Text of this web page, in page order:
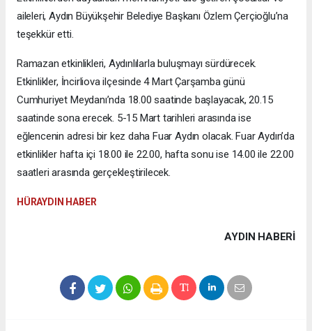
aileleri, Aydın Büyükşehir Belediye Başkanı Özlem Çerçioğlu’na
teşekkür etti.
Ramazan etkinlikleri, Aydınlılarla buluşmayı sürdürecek.
Etkinlikler, İncirliova ilçesinde 4 Mart Çarşamba günü
Cumhuriyet Meydanı’nda 18.00 saatinde başlayacak, 20.15
saatinde sona erecek. 5-15 Mart tarihleri arasında ise
eğlencenin adresi bir kez daha Fuar Aydın olacak. Fuar Aydın’da
etkinlikler hafta içi 18.00 ile 22.00, hafta sonu ise 14.00 ile 22.00
saatleri arasında gerçekleştirilecek.
HÜRAYDIN HABER
AYDIN HABERİ